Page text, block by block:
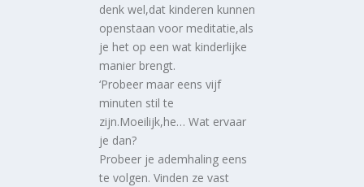
denk wel,dat kinderen kunnen
openstaan voor meditatie,als
je het op een wat kinderlijke
manier brengt.
‘Probeer maar eens vijf
minuten stil te
zijn.Moeilijk,he… Wat ervaar
je dan?
Probeer je ademhaling eens
te volgen. Vinden ze vast